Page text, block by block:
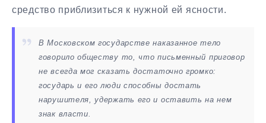
средство приблизиться к нужной ей ясности.
В Московском государстве наказанное тело
говорило обществу то, что письменный приговор
не всегда мог сказать достаточно громко:
государь и его люди способны достать
нарушителя, удержать его и оставить на нем
знак власти.